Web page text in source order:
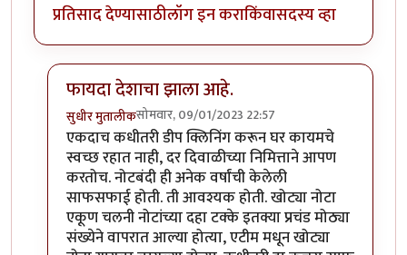
प्रतिसाद देण्यासाठीलॉग इन कराकिंवासदस्य व्हा
फायदा देशाचा झाला आहे.
सुधीर मुतालीकसोमवार, 09/01/2023 22:57
In reply toमला नोटबंदीबद्दल एक प्रश्न आहेbyराजेंद्र मेहेंदळे
एकदाच कधीतरी डीप क्लिनिंग करून घर कायमचे
स्वच्छ रहात नाही, दर दिवाळीच्या निमित्ताने आपण
करतोच. नोटबंदी ही अनेक वर्षांची केलेली
साफसफाई होती. ती आवश्यक होती. खोट्या नोटा
एकूण चलनी नोटांच्या दहा टक्के इतक्या प्रचंड मोठ्या
संख्येने वापरात आल्या होत्या, एटीम मधून खोट्या